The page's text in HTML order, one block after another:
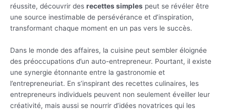
réussite, découvrir des recettes simples peut se révéler être
une source inestimable de persévérance et d’inspiration,
transformant chaque moment en un pas vers le succès.
Dans le monde des affaires, la cuisine peut sembler éloignée
des préoccupations d’un auto-entrepreneur. Pourtant, il existe
une synergie étonnante entre la gastronomie et
l’entrepreneuriat. En s’inspirant des recettes culinaires, les
entrepreneurs individuels peuvent non seulement éveiller leur
créativité, mais aussi se nourrir d’idées novatrices qui les